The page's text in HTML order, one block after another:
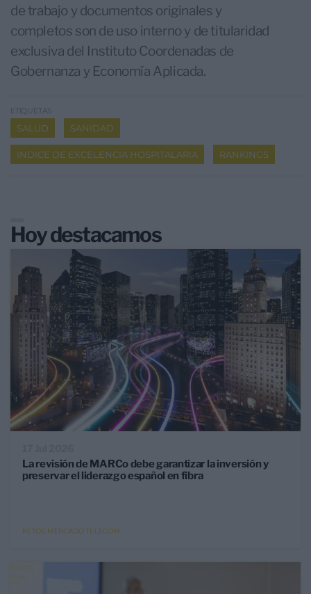
de trabajo y documentos originales y
completos son de uso interno y de titularidad
exclusiva del Instituto Coordenadas de
Gobernanza y Economía Aplicada.
SALUD SANIDAD
INDICE DE EXCELENCIA HOSPITALARIA RANKINGS
Hoy destacamos
La revisión de MARCo debe garantizar la inversión y
preservar el liderazgo español en fibra
RETOS MERCADO TELECOM